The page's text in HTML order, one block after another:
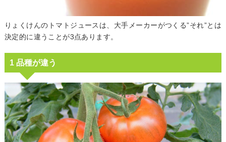
りょくけんのトマトジュースは、大手メーカーがつくる”それ”とは
決定的に違うことが3点あります。
1 品種が違う